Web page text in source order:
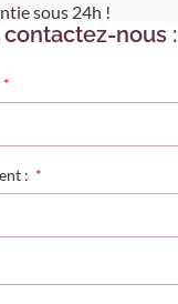
sous 24h !
contactez-nous :
: